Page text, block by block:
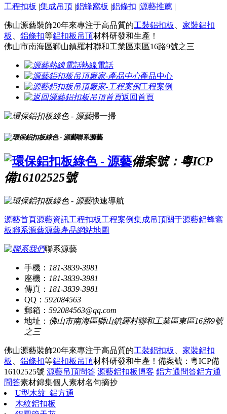
工程扣板 |集成吊頂 |鋁蜂窩板 |鋁條扣 |源藝推薦 |
佛山源藝裝飾20年來專注于高品質的工裝鋁扣板
家裝鋁扣
板
鋁條扣等鋁扣板吊頂材料研發和生產！
佛山市南海區獅山鎮羅村聯和工業區東區16路9號之三
熱線電話
產品中心
工程案例
返回首頁
掃一掃
聯系源藝
備案號：粵ICP
備16102525號
快速導航
源藝首頁源藝資訊工程扣板工程案例集成吊頂關于源藝鋁蜂窩
板聯系源藝源藝產品網站地圖
聯系源藝
手機： 181-3839-3981
座機： 181-3839-3981
傳真： 181-3839-3981
QQ： 592084563
郵箱： 592084563@qq.com
地址： 佛山市南海區獅山鎮羅村聯和工業區東區16路9號
之三
佛山源藝裝飾20年來專注于高品質的工裝鋁扣板
家裝鋁扣
板
鋁條扣等鋁扣板吊頂材料研發和生產！ 備案號：粵ICP備
16102525號 源藝吊頂問答 源藝鋁扣板博客 鋁方通問答鋁方通
問答素材錦集個人素材名句摘抄
U型木紋_鋁方通
木紋鋁扣板